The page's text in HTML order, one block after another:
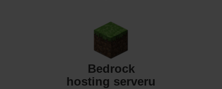
Bedrock
hosting serveru